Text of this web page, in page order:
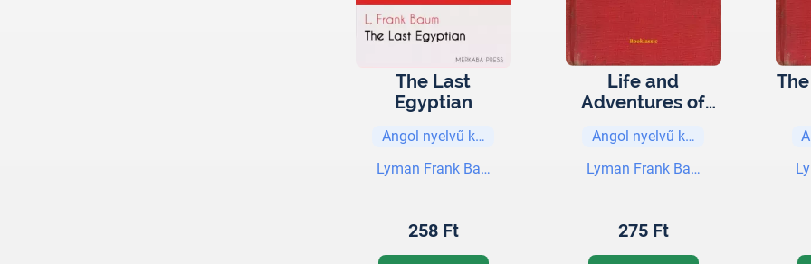
The Last
Egyptian
Angol nyelvű könyvek
Lyman Frank Baum
258 Ft
Life and
Adventures of
Angol nyelvű könyvek
Lyman Frank Baum
275 Ft